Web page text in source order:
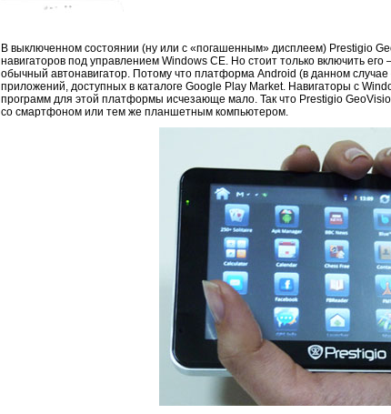
В выключенном состоянии (ну или с «погашенным» дисплеем) Prestigio
навигаторов под управлением Windows CE. Но стоит только включить
обычный автонавигатор. Потому что платформа Android (в данном
приложений, доступных в каталоге Google Play Market. Навигаторы с
программ для этой платформы исчезающе мало. Так что Prestigio
со смартфоном или тем же планшетным компьютером.